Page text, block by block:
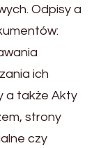
Odpisy a
ich
a także Akty
strony
czy